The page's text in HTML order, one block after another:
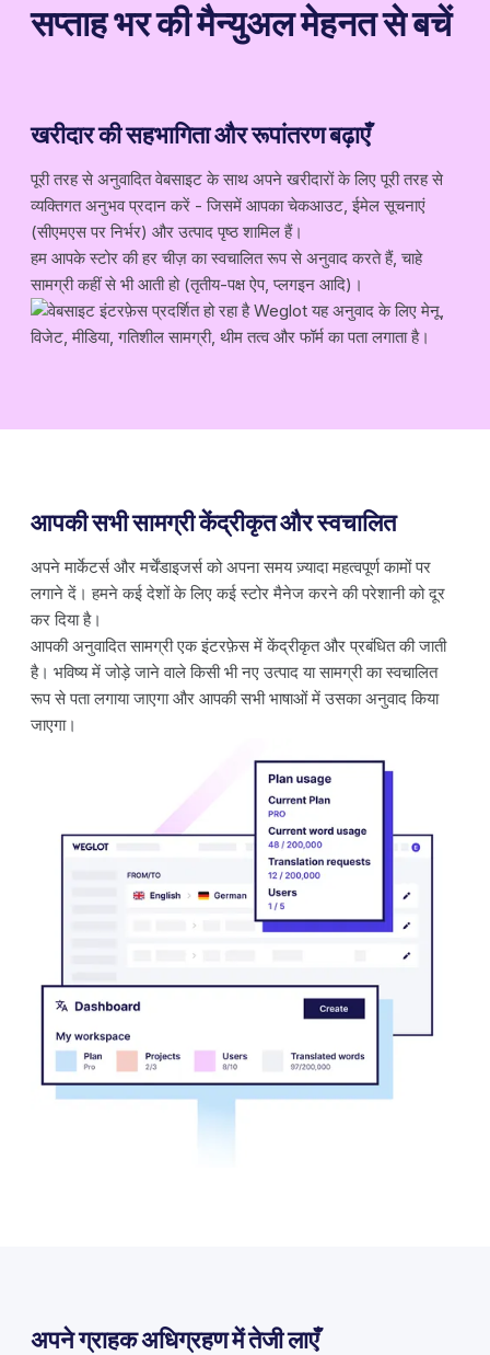
सप्ताह भर की मैन्युअल मेहनत से बचें
खरीदार की सहभागिता और रूपांतरण बढ़ाएँ
पूरी तरह से अनुवादित वेबसाइट के साथ अपने खरीदारों के लिए पूरी तरह से
व्यक्तिगत अनुभव प्रदान करें - जिसमें आपका चेकआउट, ईमेल सूचनाएं
(सीएमएस पर निर्भर) और उत्पाद पृष्ठ शामिल हैं।
हम आपके स्टोर की हर चीज़ का स्वचालित रूप से अनुवाद करते हैं, चाहे
सामग्री कहीं से भी आती हो (तृतीय-पक्ष ऐप, प्लगइन आदि)।
आपकी सभी सामग्री केंद्रीकृत और स्वचालित
अपने मार्केटर्स और मर्चेंडाइजर्स को अपना समय ज़्यादा महत्वपूर्ण कामों पर
लगाने दें। हमने कई देशों के लिए कई स्टोर मैनेज करने की परेशानी को दूर
कर दिया है।
आपकी अनुवादित सामग्री एक इंटरफ़ेस में केंद्रीकृत और प्रबंधित की जाती
है। भविष्य में जोड़े जाने वाले किसी भी नए उत्पाद या सामग्री का स्वचालित
रूप से पता लगाया जाएगा और आपकी सभी भाषाओं में उसका अनुवाद किया
जाएगा।
अपने ग्राहक अधिग्रहण में तेजी लाएँ